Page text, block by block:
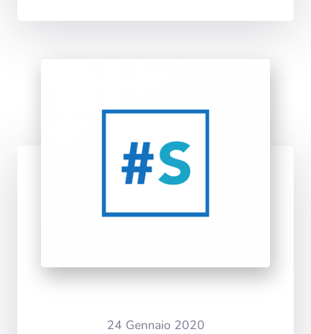
24 Gennaio 2020